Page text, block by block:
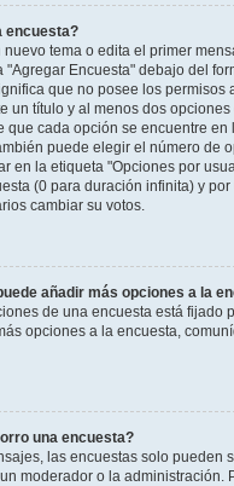
encuesta?
tema o edita el primer
"Agregar Encuesta" debajo del
que no posee los permisos
un título y al menos dos
que cada opción se encuentre
puede elegir el número de
en la etiqueta "Opciones por
(0 para duración infinita) y
cambiar su votos.
añadir más opciones a la
de una encuesta está fijado
opciones a la encuesta,
una encuesta?
las encuestas solo pueden
moderador o la administración.